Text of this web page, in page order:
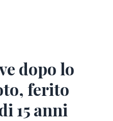
dopo lo
ferito
15 anni